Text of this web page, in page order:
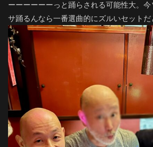
ーーーーーーっと踊らされる可能性大。
サ踊るんなら一番選曲的にズルいセットだ